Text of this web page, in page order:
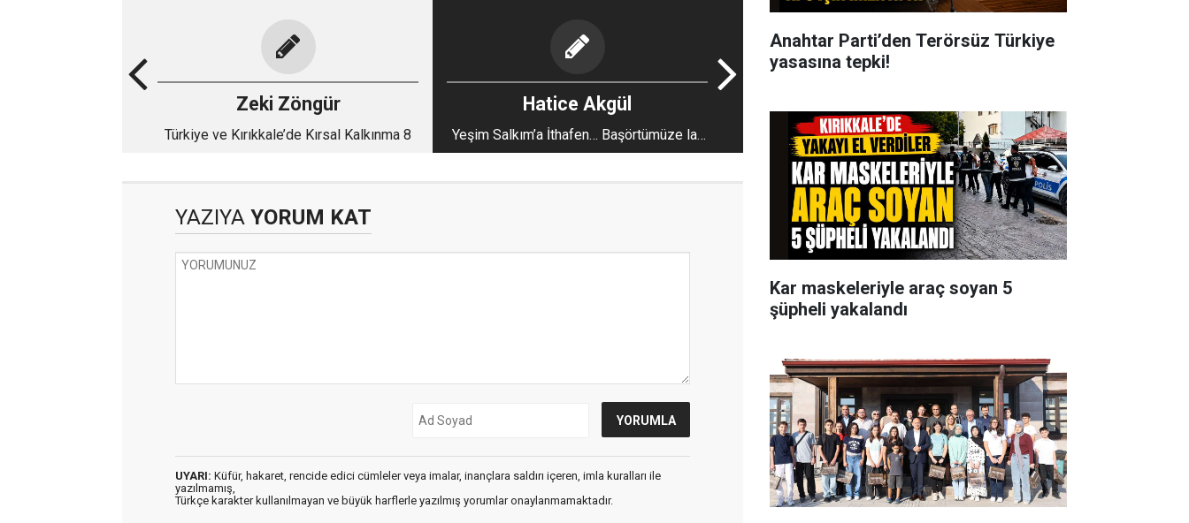
Zeki Zöngür
Türkiye ve Kırıkkale’de Kırsal Kalkınma 8
Hatice Akgül
Yeşim Salkım’a İthafen… Başörtümüze laf
söyleyen herkese…
YAZIYA YORUM KAT
UYARI: Küfür, hakaret, rencide edici cümleler veya imalar, inançlara saldırı içeren, imla kuralları ile
yazılmamış,
Türkçe karakter kullanılmayan ve büyük harflerle yazılmış yorumlar onaylanmamaktadır.
Anahtar Parti’den Terörsüz Türkiye
yasasına tepki!
Kar maskeleriyle araç soyan 5
şüpheli yakalandı